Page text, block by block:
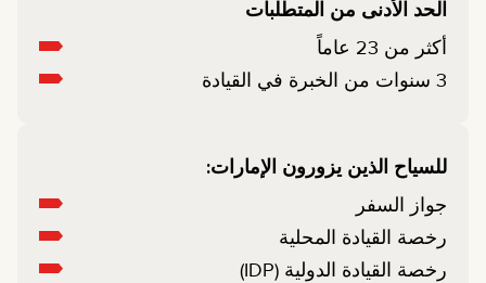
الحد الأدنى من المتطلبات
أكثر من 23 عاماً
3 سنوات من الخبرة في القيادة
للسياح الذين يزورون الإمارات:
جواز السفر
رخصة القيادة المحلية
رخصة القيادة الدولية (IDP)